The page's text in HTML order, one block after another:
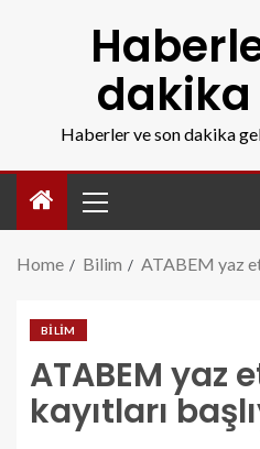
Haberler ve son dakika
Home Bilim ATABEM yaz
BILIM
ATABEM yaz
kayıtları